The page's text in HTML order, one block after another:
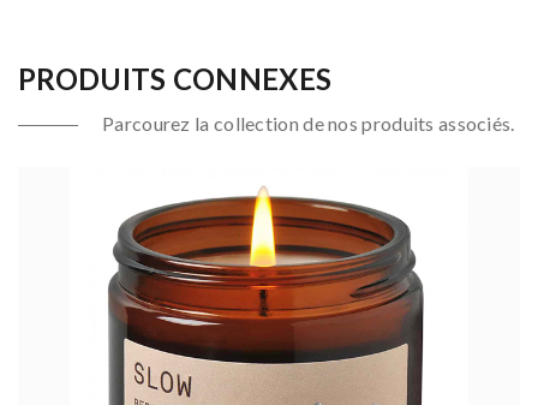
PRODUITS CONNEXES
Parcourez la collection de nos produits associés.